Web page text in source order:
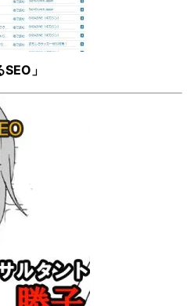
」